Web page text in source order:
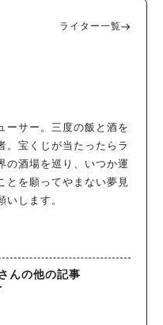
ライター一覧
ーサー。三度の飯と酒を
。宝くじが当たったらラ
の酒場を巡り、いつか運
とを願ってやまない夢見
します。
んの他の記事